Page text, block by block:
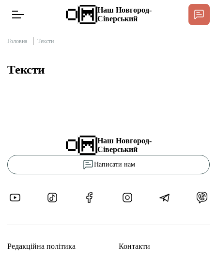
Новини
Публікації
Наш Новгород-
Сіверський
Головна Тексти
Тексти
Наш Новгород-
Сіверський
Написати нам
Редакційна політика Контакти